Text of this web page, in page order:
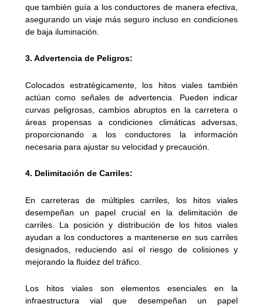
que también guía a los conductores de manera efectiva,
asegurando un viaje más seguro incluso en condiciones
de baja iluminación.
3. Advertencia de Peligros:
Colocados estratégicamente, los hitos viales también
actúan como señales de advertencia. Pueden indicar
curvas peligrosas, cambios abruptos en la carretera o
áreas propensas a condiciones climáticas adversas,
proporcionando a los conductores la información
necesaria para ajustar su velocidad y precaución.
4. Delimitación de Carriles:
En carreteras de múltiples carriles, los hitos viales
desempeñan un papel crucial en la delimitación de
carriles. La posición y distribución de los hitos viales
ayudan a los conductores a mantenerse en sus carriles
designados, reduciendo así el riesgo de colisiones y
mejorando la fluidez del tráfico.
Los hitos viales son elementos esenciales en la
infraestructura vial que desempeñan un papel